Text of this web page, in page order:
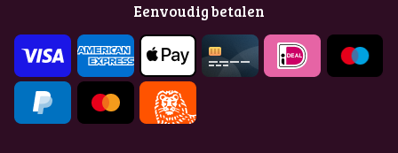
o
k
r
a
m
p
p
Eenvoudig betalen